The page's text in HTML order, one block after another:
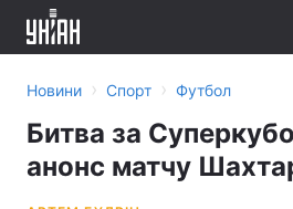
Новини › Спорт › Футбол
Битва за
анонс матчу